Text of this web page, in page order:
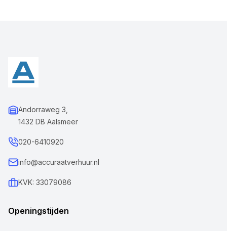
Andorraweg 3,
1432 DB Aalsmeer
020-6410920
info@accuraatverhuur.nl
KVK: 33079086
Openingstijden